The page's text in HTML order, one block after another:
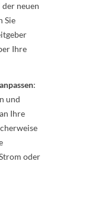
neuen
Sie
Ihre
:
und
Ihre
oder